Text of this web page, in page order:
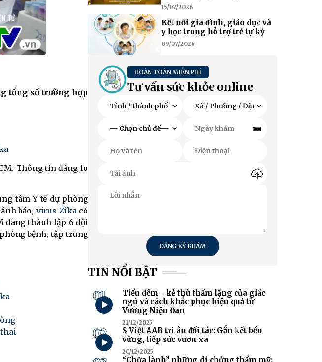
tổng số trường hợp
Thông tin đáng lo
tâm Y tế dự phòng
báo,virus Zikacó
đang thành lập 6 đội
bệnh, tập trung
15/07/2026
Kết nối gia đình, giáo dục và
y học trong hỗ trợ trẻ tự kỷ
09/07/2026
HOÀN TOÀN MIỄN PHÍ
Tư vấn sức khỏe online
ĐĂNG KÝ KHÁM
TIN NỔI BẬT
01
Tiểu đêm - kẻ thù thầm lặng của giấc
ngủ và cách khắc phục hiệu quả từ
Vương Niệu Đan
21/12/2025
02
S Việt AAB tri ân đối tác: Gắn kết bền
vững, tiếp sức vươn xa
20/12/2025
“Chữa lành” những di chứng thẩm mỹ: